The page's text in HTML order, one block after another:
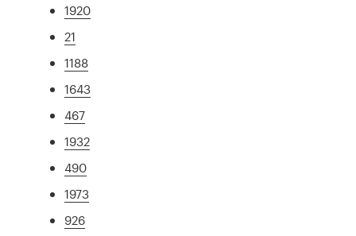
1920
21
1188
1643
467
1932
490
1973
926